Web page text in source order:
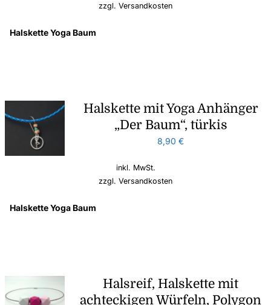
zzgl. Versandkosten
Halskette Yoga Baum
Halskette mit Yoga Anhänger
„Der Baum“, türkis
8,90€
inkl. MwSt.
zzgl. Versandkosten
Halskette Yoga Baum
Halsreif, Halskette mit
achteckigen Würfeln, Polygon